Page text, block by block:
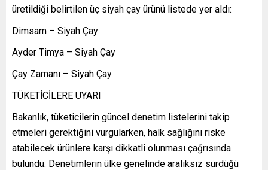
üretildiği belirtilen üç siyah çay ürünü listede yer aldı:
Dimsam – Siyah Çay
Ayder Timya – Siyah Çay
Çay Zamanı – Siyah Çay
TÜKETİCİLERE UYARI
Bakanlık, tüketicilerin güncel denetim listelerini takip
etmeleri gerektiğini vurgularken, halk sağlığını riske
atabilecek ürünlere karşı dikkatli olunması çağrısında
bulundu. Denetimlerin ülke genelinde aralıksız sürdüğü